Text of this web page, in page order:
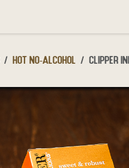
Hot No-Alcohol Clipper